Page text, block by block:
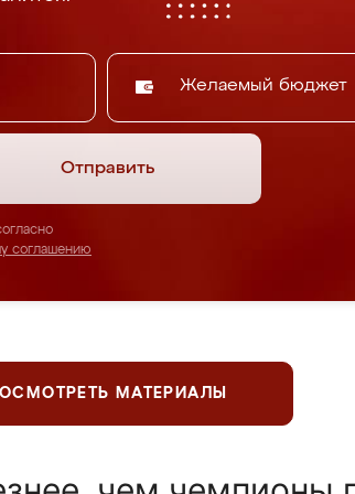
Желаемый бюджет
Отправить
соглашению
МАТЕРИАЛЫ